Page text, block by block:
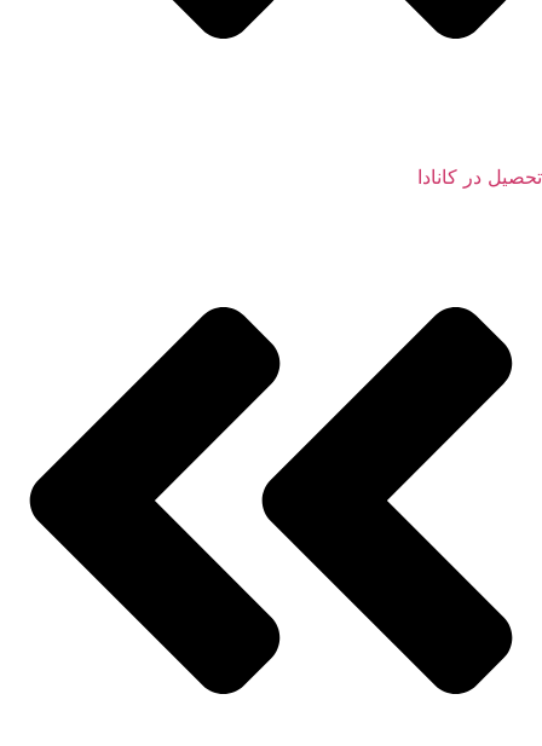
تحصیل در کانادا